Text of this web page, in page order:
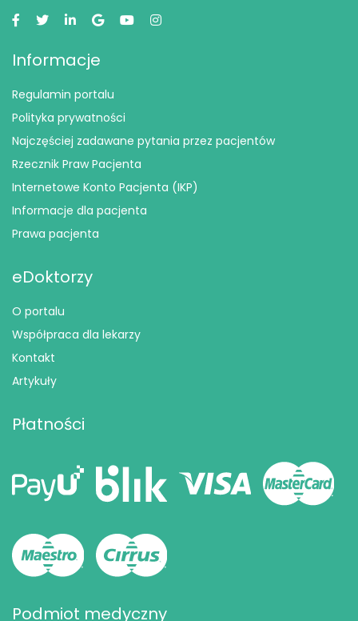
Informacje
Regulamin portalu
Polityka prywatności
Najczęściej zadawane pytania przez pacjentów
Rzecznik Praw Pacjenta
Internetowe Konto Pacjenta (IKP)
Informacje dla pacjenta
Prawa pacjenta
eDoktorzy
O portalu
Współpraca dla lekarzy
Kontakt
Artykuły
Płatności
Podmiot medyczny